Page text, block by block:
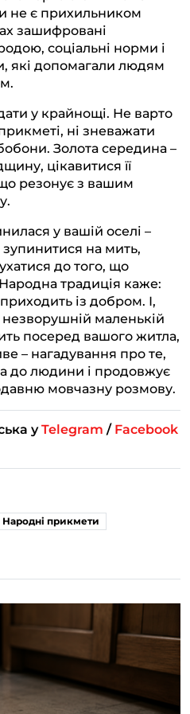
не є прихильником
зашифровані
соціальні норми і
які допомагали людям
у крайнощі. Не варто
ні зневажати
Золота середина –
цікавитися її
резонує з вашим
у вашій оселі –
на мить,
до того, що
Народна традиція каже:
із добром. І,
незворушній маленькій
посеред вашого житла,
– нагадування про те,
до людини і продовжує
мовчазну розмову.
уTelegram / Facebook
Народні прикмети